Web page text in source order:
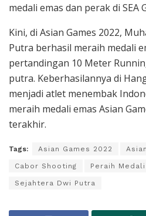
medali emas dan perak di SEA
Kini, di Asian Games 2022,
Putra berhasil meraih medali
pertandingan 10 Meter
putra. Keberhasilannya di
menjadi atlet menembak
meraih medali emas Asian
terakhir.
Tags: Asian Games 2022
Cabor Shooting Peraih Medali
Sejahtera Dwi Putra